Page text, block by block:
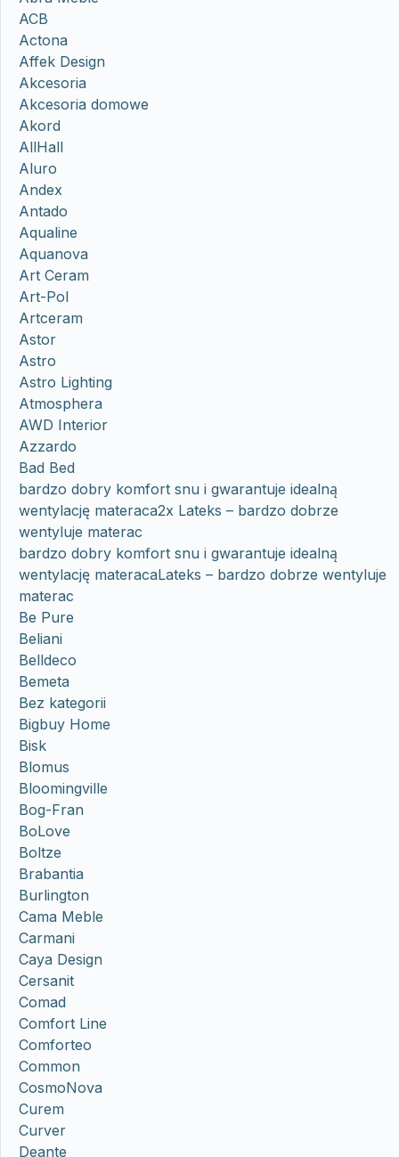
ACB
Actona
Affek Design
Akcesoria
Akcesoria domowe
Akord
AllHall
Aluro
Andex
Antado
Aqualine
Aquanova
Art Ceram
Art-Pol
Artceram
Astor
Astro
Astro Lighting
Atmosphera
AWD Interior
Azzardo
Bad Bed
bardzo dobry komfort snu i gwarantuje idealną
wentylację materaca2x Lateks – bardzo dobrze
wentyluje materac
bardzo dobry komfort snu i gwarantuje idealną
wentylację materacaLateks – bardzo dobrze wentyluje
materac
Be Pure
Beliani
Belldeco
Bemeta
Bez kategorii
Bigbuy Home
Bisk
Blomus
Bloomingville
Bog-Fran
BoLove
Boltze
Brabantia
Burlington
Cama Meble
Carmani
Caya Design
Cersanit
Comad
Comfort Line
Comforteo
Common
CosmoNova
Curem
Curver
Deante